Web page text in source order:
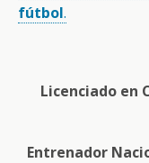
fútbol.
Licenciado en
Entrenador